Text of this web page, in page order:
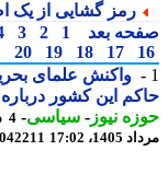
رمز گشایی از یک
بعد
1
2
3
4
5
17
18
19
20
واکنش علمای
این کشور درباره
نیوز-سیاسی-
17:02
82042211